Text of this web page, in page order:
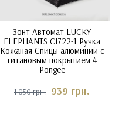
Зонт Автомат LUCKY
ELEPHANTS CI722-1 Ручка
Кожаная Спицы алюминий с
титановым покрытием 4
Pongee
1 050 грн. 939 грн.